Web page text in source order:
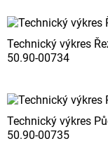
Technický výkres
50.90-00734
Technický výkres
50.90-00735